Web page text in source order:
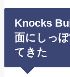
Knocks
面にしっ
てきた